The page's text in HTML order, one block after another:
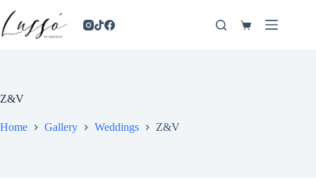
Z&V
Home Gallery Weddings Z&V